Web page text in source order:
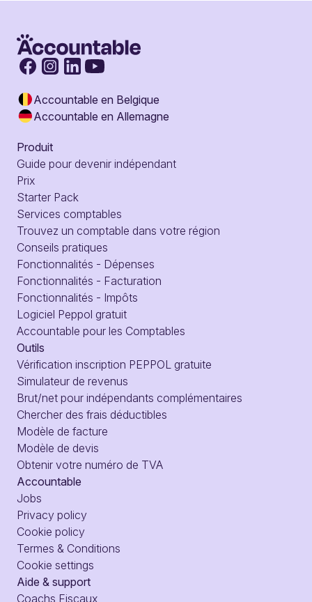
Accountable en Belgique
Accountable en Allemagne
Produit
Guide pour devenir indépendant
Prix
Starter Pack
Services comptables
Trouvez un comptable dans votre région
Conseils pratiques
Fonctionnalités - Dépenses
Fonctionnalités - Facturation
Fonctionnalités - Impôts
Logiciel Peppol gratuit
Accountable pour les Comptables
Outils
Vérification inscription PEPPOL gratuite
Simulateur de revenus
Brut/net pour indépendants complémentaires
Chercher des frais déductibles
Modèle de facture
Modèle de devis
Obtenir votre numéro de TVA
Accountable
Jobs
Privacy policy
Cookie policy
Termes & Conditions
Cookie settings
Aide & support
Coachs Fiscaux